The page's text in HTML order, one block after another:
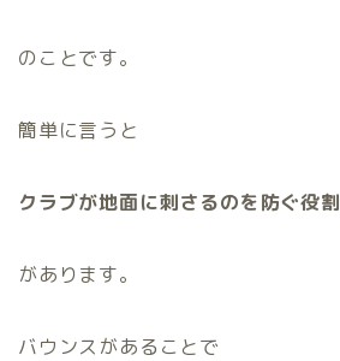
のことです。
簡単に言うと
クラブが地面に刺さるのを防ぐ役割
があります。
バウンスがあることで